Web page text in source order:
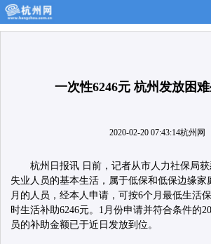
一次性6246元 杭州发放困
2020-02-20 07:43:14杭州网
杭州日报讯 日前，记者从市人力社保局
失业人员的基本生活，属于低保和低保边缘家
月的人员，经本人申请，可按6个月最低生活
时生活补助6246元。1月份申请并符合条件的
员的补助金额已于近日发放到位。